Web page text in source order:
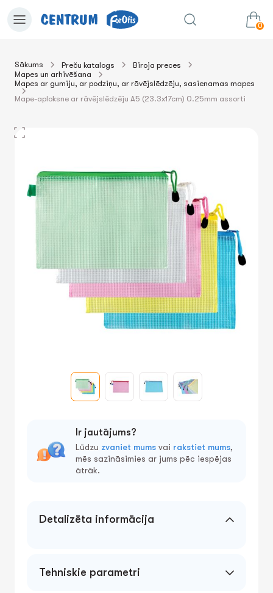
0
uz grozu Summa:
Sākums Preču katalogs
Biroja preces
Mapes un arhivēšana
Mapes ar gumiju, ar podziņu, ar rāvējslēdzēju, sasienamas mapes
Mape-aploksne ar rāvējslēdzēju A5 (23.3x17cm) 0.25mm assorti
Ir jautājums?
Lūdzu zvaniet mums vai rakstiet mums,
mēs sazināsimies ar jums pēc iespējas
ātrāk.
Detalizēta informācija
Tehniskie parametri